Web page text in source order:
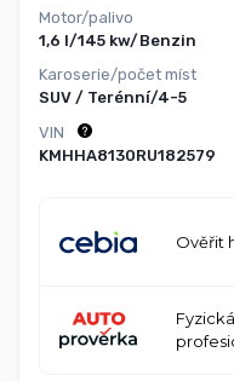
Motor/palivo
1,6 l/145 kw/Benzin
Karoserie/počet míst
SUV / Terénní/4-5
VIN
KMHHA8130RU182579
Ověřit